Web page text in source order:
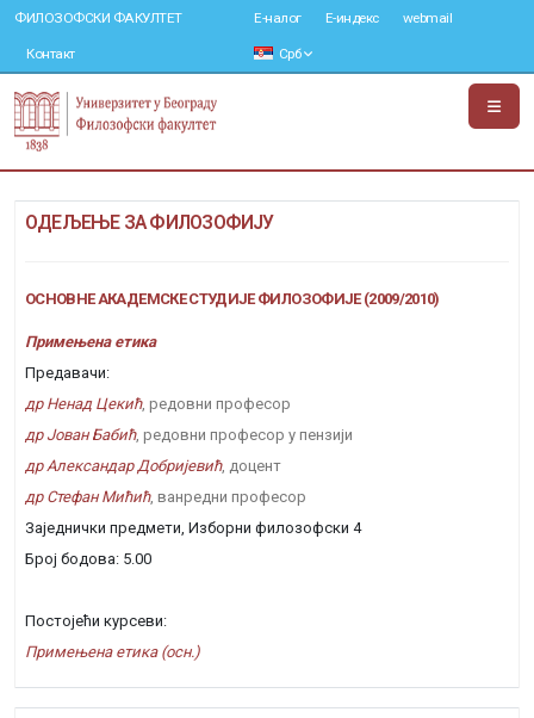
ФИЛОЗОФСКИ ФАКУЛТЕТ
Контакт
Е-налог Е-индекс webmail
Срб
ОДЕЉЕЊЕ ЗА ФИЛОЗОФИЈУ
ОСНОВНЕ АКАДЕМСКЕ СТУДИЈЕ ФИЛОЗОФИЈЕ (2009/2010)
Примењена етика
Предавачи:
др Ненад Цекић, редовни професор
др Јован Бабић, редовни професор у пензији
др Александар Добријевић, доцент
др Стефан Мићић, ванредни професор
Заједнички предмети, Изборни филозофски 4
Број бодова: 5.00
Постојећи курсеви:
Примењена етика (осн.)